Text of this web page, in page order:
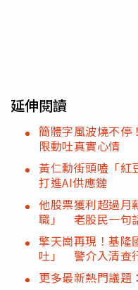
延伸閱讀
簡體字風波燒不
限動吐真實心情
黃仁勳街頭嗑「
打進AI供應鏈
他股票獲利超過月
職」 老股民一句
擎天崗再現！基隆
吐」 警介入清查
更多最新熱門議題